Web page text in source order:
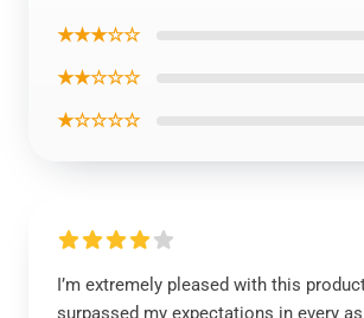
★★★☆☆
★★☆☆☆
★☆☆☆☆
I’m extremely pleased with this
surpassed my expectations in every